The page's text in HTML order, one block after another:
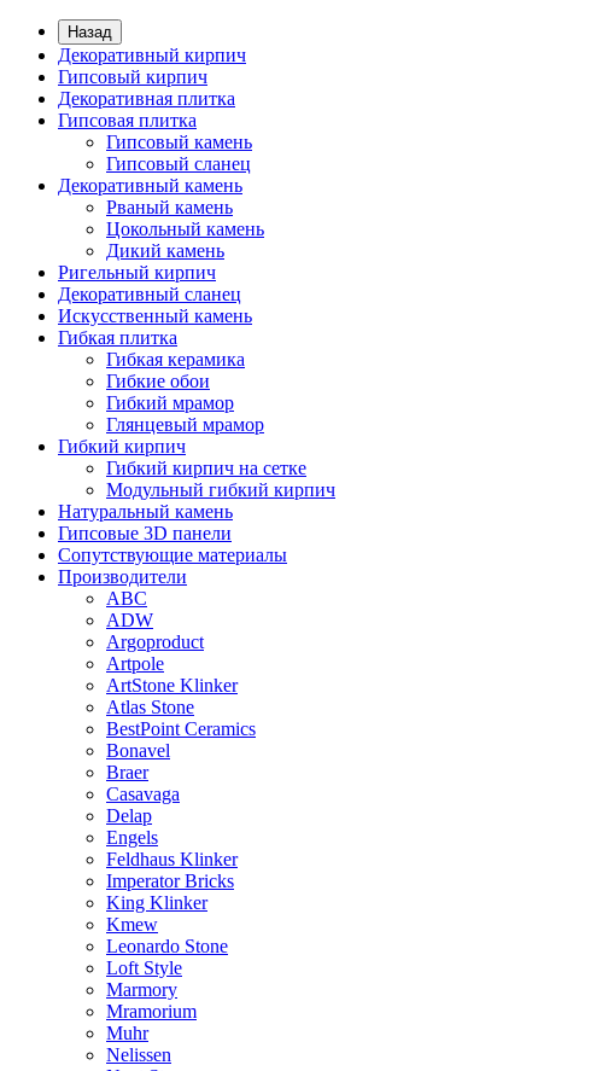
Назад
Декоративный кирпич
Гипсовый кирпич
Декоративная плитка
Гипсовая плитка
Гипсовый камень
Гипсовый сланец
Декоративный камень
Рваный камень
Цокольный камень
Дикий камень
Ригельный кирпич
Декоративный сланец
Искусственный камень
Гибкая плитка
Гибкая керамика
Гибкие обои
Гибкий мрамор
Глянцевый мрамор
Гибкий кирпич
Гибкий кирпич на сетке
Модульный гибкий кирпич
Натуральный камень
Гипсовые 3D панели
Сопутствующие материалы
Производители
ABC
ADW
Argoproduct
Artpole
ArtStone Klinker
Atlas Stone
BestPoint Ceramics
Bonavel
Braer
Casavaga
Delap
Engels
Feldhaus Klinker
Imperator Bricks
King Klinker
Kmew
Leonardo Stone
Loft Style
Marmory
Mramorium
Muhr
Nelissen